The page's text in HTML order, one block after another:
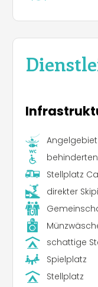
Angelgebiet
Stellplatz
direkter
schattige
Spielplatz
Stellplatz